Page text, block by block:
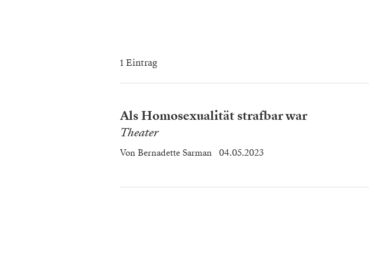
1 Eintrag
Als Homosexualität strafbar war
Theater
Von Bernadette Sarman 04.05.2023